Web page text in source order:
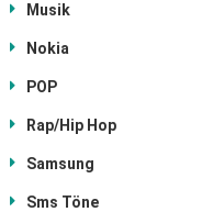
Musik
Nokia
POP
Rap/Hip Hop
Samsung
Sms Töne